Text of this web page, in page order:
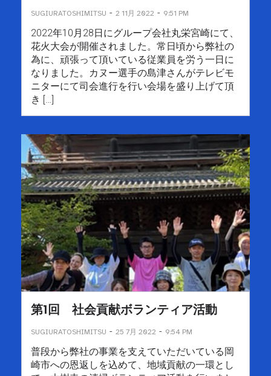
SUGIURATOSHIMITSU - 2 11月 2022 - 9:51 PM
2022年10月28日にグループ会社丸栄宮崎にて、
花火大会が開催されました。常日頃から弊社の
為に、頑張って頂いている従業員を労う一日に
なりました。カヌー選手の島津さんがテレビモ
ニターにて司会進行を行い会場を盛り上げて頂
き […]
第1回 社会貢献ボランティア活動
SUGIURATOSHIMITSU - 25 7月 2022 - 9:54 PM
普段から弊社の事業を支えていただいている岡
崎市への恩返しを込めて、地域貢献の一環とし